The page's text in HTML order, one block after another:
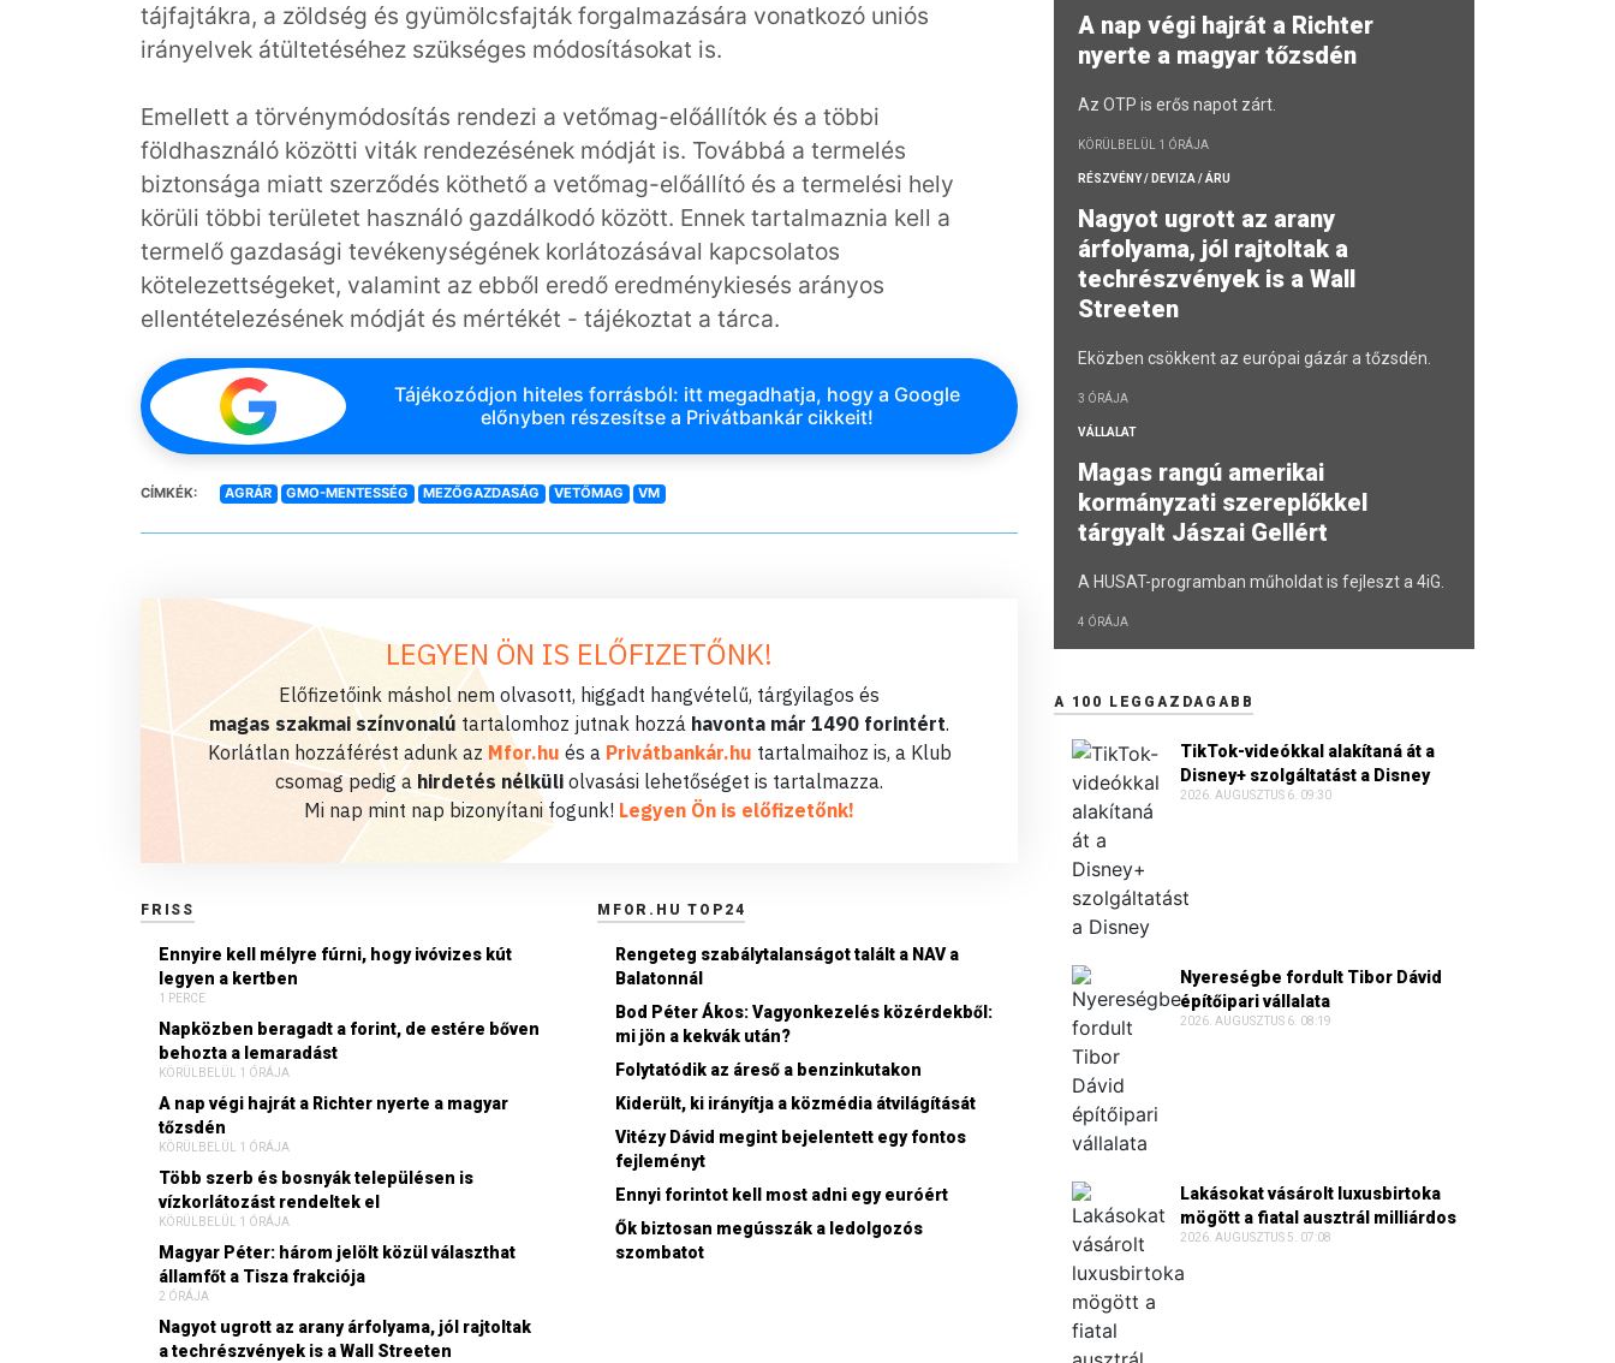
tájfajtákra, a zöldség és gyümölcsfajták forgalmazására vonatkozó uniós
irányelvek átültetéséhez szükséges módosításokat is.
Emellett a törvénymódosítás rendezi a vetőmag-előállítók és a többi
földhasználó közötti viták rendezésének módját is. Továbbá a termelés
biztonsága miatt szerződés köthető a vetőmag-előállító és a termelési hely
körüli többi területet használó gazdálkodó között. Ennek tartalmaznia kell a
termelő gazdasági tevékenységének korlátozásával kapcsolatos
kötelezettségeket, valamint az ebből eredő eredménykiesés arányos
ellentételezésének módját és mértékét - tájékoztat a tárca.
Tájékozódjon hiteles forrásból: itt megadhatja, hogy a Google
előnyben részesítse a Privátbankár cikkeit!
CÍMKÉK: AGRÁR GMO-MENTESSÉG MEZŐGAZDASÁG VETŐMAG VM
LEGYEN ÖN IS ELŐFIZETŐNK!
Előfizetőink máshol nem olvasott, higgadt hangvételű, tárgyilagos és
magas szakmai színvonalú tartalomhoz jutnak hozzá havonta már 1490 forintért.
Korlátlan hozzáférést adunk az Mfor.hu és a Privátbankár.hu tartalmaihoz is, a Klub
csomag pedig a hirdetés nélküli olvasási lehetőséget is tartalmazza.
Mi nap mint nap bizonyítani fogunk! Legyen Ön is előfizetőnk!
FRISS
Ennyire kell mélyre fúrni, hogy ivóvizes kút
legyen a kertben
1 PERCE
Napközben beragadt a forint, de estére bőven
behozta a lemaradást
KÖRÜLBELÜL 1 ÓRÁJA
A nap végi hajrát a Richter nyerte a magyar
tőzsdén
KÖRÜLBELÜL 1 ÓRÁJA
Több szerb és bosnyák településen is
vízkorlátozást rendeltek el
KÖRÜLBELÜL 1 ÓRÁJA
Magyar Péter: három jelölt közül választhat
államfőt a Tisza frakciója
2 ÓRÁJA
Nagyot ugrott az arany árfolyama, jól rajtoltak
a techrészvények is a Wall Streeten
MFOR.HU TOP24
Rengeteg szabálytalanságot talált a NAV a
Balatonnál
Bod Péter Ákos: Vagyonkezelés közérdekből:
mi jön a kekvák után?
Folytatódik az áreső a benzinkutakon
Kiderült, ki irányítja a közmédia átvilágítását
Vitézy Dávid megint bejelentett egy fontos
fejleményt
Ennyi forintot kell most adni egy euróért
Ők biztosan megússzák a ledolgozós
szombatot
A nap végi hajrát a Richter
nyerte a magyar tőzsdén
Az OTP is erős napot zárt.
KÖRÜLBELÜL 1 ÓRÁJA
RÉSZVÉNY / DEVIZA / ÁRU
Nagyot ugrott az arany
árfolyama, jól rajtoltak a
techrészvények is a Wall
Streeten
Eközben csökkent az európai gázár a tőzsdén.
3 ÓRÁJA
VÁLLALAT
Magas rangú amerikai
kormányzati szereplőkkel
tárgyalt Jászai Gellért
A HUSAT-programban műholdat is fejleszt a 4iG.
4 ÓRÁJA
A 100 LEGGAZDAGABB
TikTok-videókkal alakítaná át a
Disney+ szolgáltatást a Disney
2026. AUGUSZTUS 6. 09:30
Nyereségbe fordult Tibor Dávid
építőipari vállalata
2026. AUGUSZTUS 6. 08:19
Lakásokat vásárolt luxusbirtoka
mögött a fiatal ausztrál milliárdos
2026. AUGUSZTUS 5. 07:08